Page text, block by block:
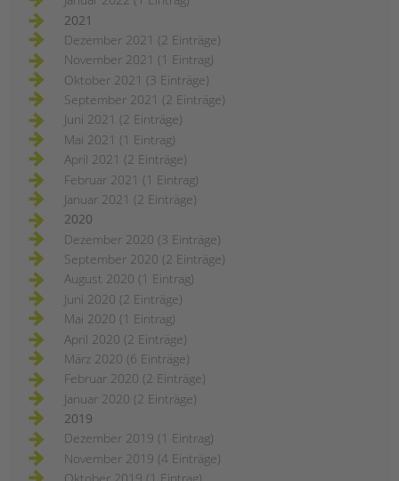
2021
Dezember 2021 (2 Einträge)
November 2021 (1 Eintrag)
Oktober 2021 (3 Einträge)
September 2021 (2 Einträge)
Juni 2021 (2 Einträge)
Mai 2021 (1 Eintrag)
April 2021 (2 Einträge)
Februar 2021 (1 Eintrag)
Januar 2021 (2 Einträge)
2020
Dezember 2020 (3 Einträge)
September 2020 (2 Einträge)
August 2020 (1 Eintrag)
Juni 2020 (2 Einträge)
Mai 2020 (1 Eintrag)
April 2020 (2 Einträge)
März 2020 (6 Einträge)
Februar 2020 (2 Einträge)
Januar 2020 (2 Einträge)
2019
Dezember 2019 (1 Eintrag)
November 2019 (4 Einträge)